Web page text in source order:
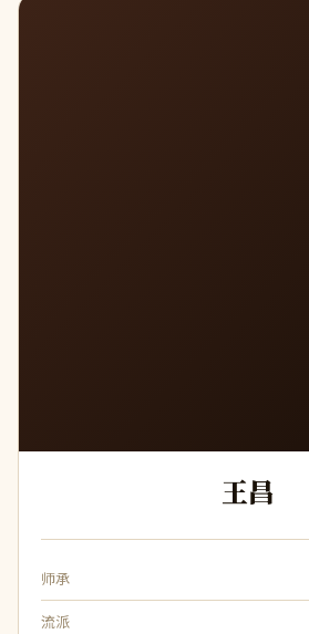
王 王昌
师承
流派